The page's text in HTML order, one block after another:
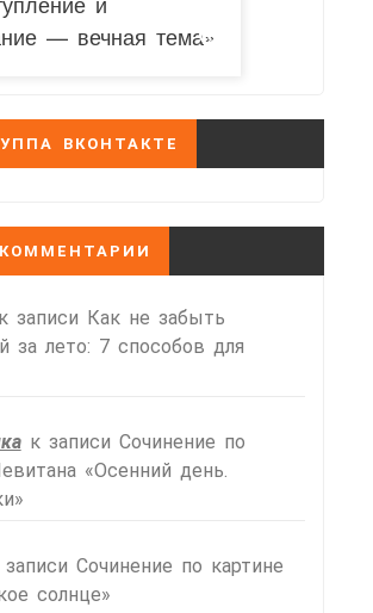
— вечная тема»
ВКОНТАКТЕ
записи Как не забыть
за лето: 7 способов для
к записи Сочинение по
«Осенний день.
Сочинение по картине
солнце»